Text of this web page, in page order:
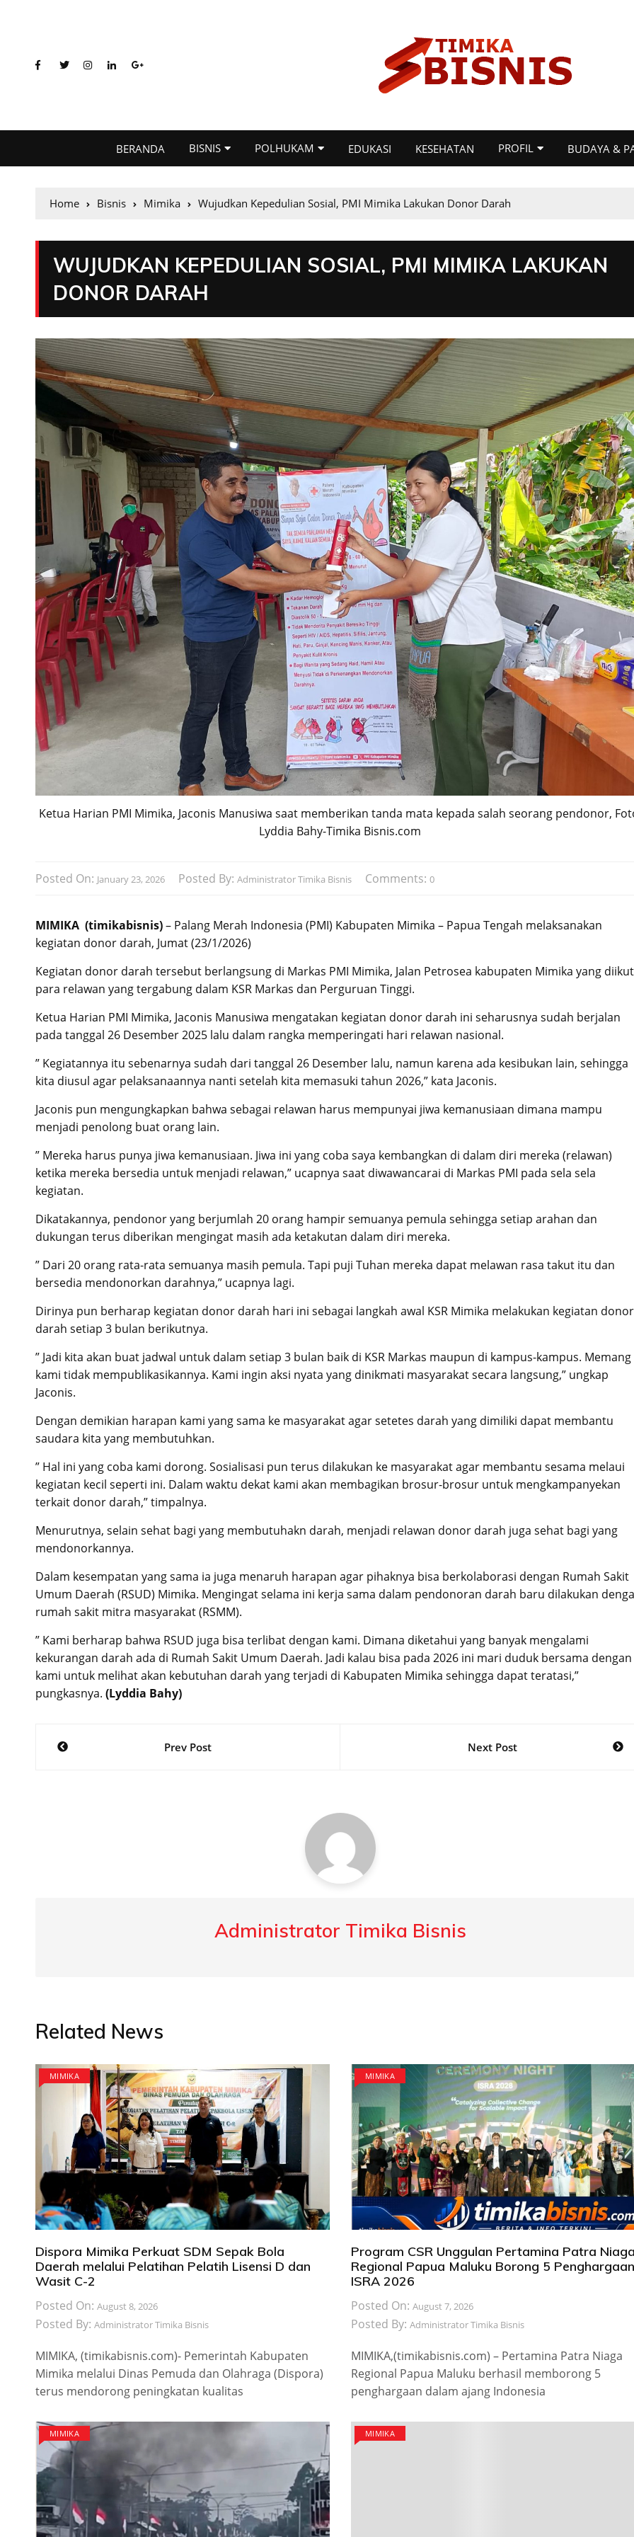
BERANDA BISNIS POLHUKAM EDUKASI KESEHATAN PROFIL BUDAYA &
Home Bisnis Mimika Wujudkan Kepedulian Sosial, PMI Mimika Lakukan Donor Darah
WUJUDKAN KEPEDULIAN SOSIAL, PMI MIMIKA LAKUKAN
DONOR DARAH
Ketua Harian PMI Mimika, Jaconis Manusiwa saat memberikan tanda mata kepada salah seorang pendonor,
Lyddia Bahy-Timika Bisnis.com
Posted On: January 23, 2026 Posted By: Administrator Timika Bisnis Comments: 0
MIMIKA (timikabisnis)– Palang Merah Indonesia (PMI) Kabupaten Mimika – Papua Tengah melaksanakan
kegiatan donor darah, Jumat (23/1/2026)
Kegiatan donor darah tersebut berlangsung di Markas PMI Mimika, Jalan Petrosea kabupaten Mimika yang
para relawan yang tergabung dalam KSR Markas dan Perguruan Tinggi.
Ketua Harian PMI Mimika, Jaconis Manusiwa mengatakan kegiatan donor darah ini seharusnya sudah berjalan
pada tanggal 26 Desember 2025 lalu dalam rangka memperingati hari relawan nasional.
” Kegiatannya itu sebenarnya sudah dari tanggal 26 Desember lalu, namun karena ada kesibukan lain, sehingga
kita diusul agar pelaksanaannya nanti setelah kita memasuki tahun 2026,” kata Jaconis.
Jaconis pun mengungkapkan bahwa sebagai relawan harus mempunyai jiwa kemanusiaan dimana mampu
menjadi penolong buat orang lain.
” Mereka harus punya jiwa kemanusiaan. Jiwa ini yang coba saya kembangkan di dalam diri mereka (relawan)
ketika mereka bersedia untuk menjadi relawan,” ucapnya saat diwawancarai di Markas PMI pada sela sela
kegiatan.
Dikatakannya, pendonor yang berjumlah 20 orang hampir semuanya pemula sehingga setiap arahan dan
dukungan terus diberikan mengingat masih ada ketakutan dalam diri mereka.
” Dari 20 orang rata-rata semuanya masih pemula. Tapi puji Tuhan mereka dapat melawan rasa takut itu dan
bersedia mendonorkan darahnya,” ucapnya lagi.
Dirinya pun berharap kegiatan donor darah hari ini sebagai langkah awal KSR Mimika melakukan kegiatan donor
darah setiap 3 bulan berikutnya.
” Jadi kita akan buat jadwal untuk dalam setiap 3 bulan baik di KSR Markas maupun di kampus-kampus. Memang
kami tidak mempublikasikannya. Kami ingin aksi nyata yang dinikmati masyarakat secara langsung,” ungkap
Jaconis.
Dengan demikian harapan kami yang sama ke masyarakat agar setetes darah yang dimiliki dapat membantu
saudara kita yang membutuhkan.
” Hal ini yang coba kami dorong. Sosialisasi pun terus dilakukan ke masyarakat agar membantu sesama melaui
kegiatan kecil seperti ini. Dalam waktu dekat kami akan membagikan brosur-brosur untuk mengkampanyekan
terkait donor darah,” timpalnya.
Menurutnya, selain sehat bagi yang membutuhakn darah, menjadi relawan donor darah juga sehat bagi yang
mendonorkannya.
Dalam kesempatan yang sama ia juga menaruh harapan agar pihaknya bisa berkolaborasi dengan Rumah Sakit
Umum Daerah (RSUD) Mimika. Mengingat selama ini kerja sama dalam pendonoran darah baru dilakukan
rumah sakit mitra masyarakat (RSMM).
” Kami berharap bahwa RSUD juga bisa terlibat dengan kami. Dimana diketahui yang banyak mengalami
kekurangan darah ada di Rumah Sakit Umum Daerah. Jadi kalau bisa pada 2026 ini mari duduk bersama dengan
kami untuk melihat akan kebutuhan darah yang terjadi di Kabupaten Mimika sehingga dapat teratasi,”
pungkasnya. (Lyddia Bahy)
Post
Prev Post Next Post
Administrator Timika Bisnis
Related News
MIMIKA
Dispora Mimika Perkuat SDM Sepak Bola
Daerah melalui Pelatihan Pelatih Lisensi D dan
Wasit C-2
Posted On: August 8, 2026
Posted By: Administrator Timika Bisnis
MIMIKA, (timikabisnis.com)- Pemerintah Kabupaten
Mimika melalui Dinas Pemuda dan Olahraga (Dispora)
terus mendorong peningkatan kualitas
MIMIKA
Program CSR Unggulan Pertamina Patra
Regional Papua Maluku Borong 5 Penghargaan
ISRA 2026
Posted On: August 7, 2026
Posted By: Administrator Timika Bisnis
MIMIKA,(timikabisnis.com) – Pertamina Patra Niaga
Regional Papua Maluku berhasil memborong 5
penghargaan dalam ajang Indonesia
MIMIKA MIMIKA